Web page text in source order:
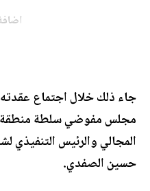
جاء ذلك خلال اجتماع عقدته
مجلس مفوضي سلطة منطقة
المجالي والرئيس التنفيذي
حسين الصفدي.